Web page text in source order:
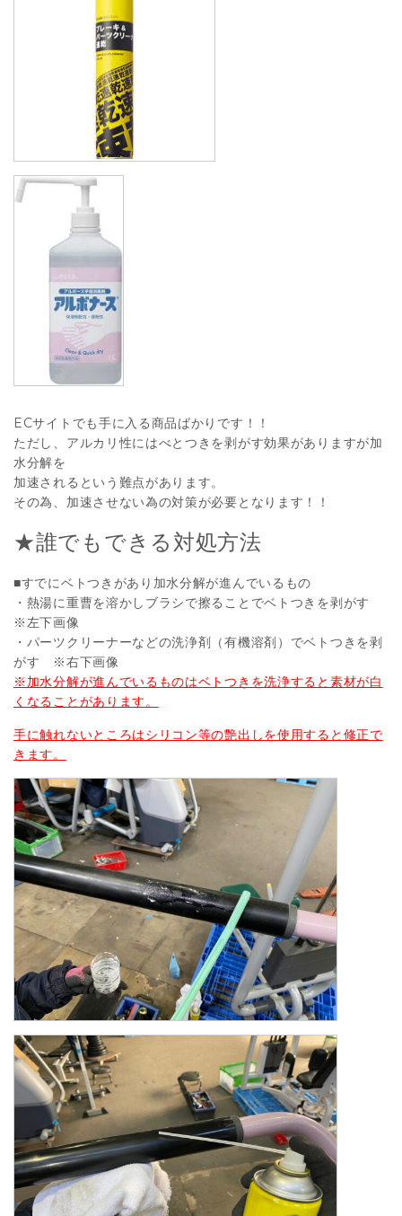
ECサイトでも手に入る商品ばかりです！！
ただし、アルカリ性にはべとつきを剥がす効果がありますが加
水分解を
加速されるという難点があります。
その為、加速させない為の対策が必要となります！！
★誰でもできる対処方法
■すでにベトつきがあり加水分解が進んでいるもの
・熱湯に重曹を溶かしブラシで擦ることでベトつきを剥がす
※左下画像
・パーツクリーナーなどの洗浄剤（有機溶剤）でベトつきを剥
がす ※右下画像
※加水分解が進んでいるものはベトつきを洗浄すると素材が白
くなることがあります。
手に触れないところはシリコン等の艶出しを使用すると修正で
きます。